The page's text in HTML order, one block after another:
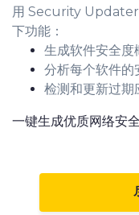
用 Security Updater
下功能：
生成软件安全度
分析每个软件的
检测和更新过期
一键生成优质网络安全